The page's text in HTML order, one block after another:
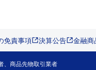
免責事項 決算公告 金融
、商品先物取引業者